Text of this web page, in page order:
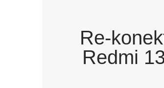
Re-
Redmi